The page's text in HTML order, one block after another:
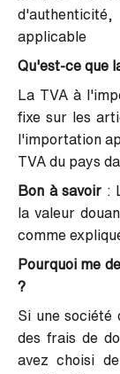
applicable
Qu'est-ce que
La TVA à
fixe sur les
l'importation
TVA du pays
Bon à savoir :
la valeur
comme
Pourquoi me
?
Si une société
des frais de
avez choisi